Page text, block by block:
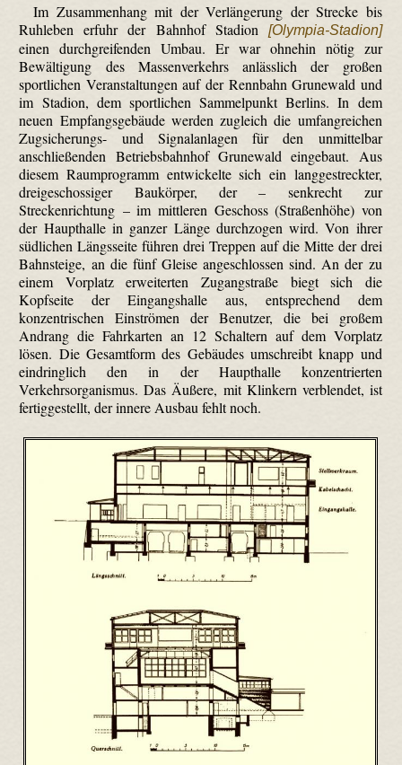
Im Zusammenhang mit der Verlängerung der Strecke bis
Ruhleben erfuhr der Bahnhof Stadion
[Olympia-Stadion]
einen durchgreifenden Umbau. Er war ohnehin nötig zur
Bewältigung des Massenverkehrs anlässlich der großen
sportlichen Veranstaltungen auf der Rennbahn Grunewald und
im Stadion, dem sportlichen Sammelpunkt Berlins. In dem
neuen Empfangsgebäude werden zugleich die umfangreichen
Zug­sicherungs- und Signalanlagen für den unmittelbar
anschließenden Betriebsbahnhof Grunewald eingebaut. Aus
diesem Raumprogramm entwickelte sich ein langgestreckter,
dreigeschossiger Baukörper, der – senkrecht zur
Streckenrichtung – im mittleren Geschoss (Straßenhöhe) von
der Haupthalle in ganzer Länge durchzogen wird. Von ihrer
südlichen Längsseite führen drei Treppen auf die Mitte der drei
Bahnsteige, an die fünf Gleise angeschlossen sind. An der zu
einem Vorplatz erweiterten Zugang­straße biegt sich die
Kopfseite der Eingangshalle aus, entsprechend dem
konzentrischen Einströmen der Benutzer, die bei großem
Andrang die Fahrkarten an 12 Schaltern auf dem Vorplatz
lösen. Die Gesamtform des Gebäudes umschreibt knapp und
eindringlich den in der Haupthalle konzentrierten
Verkehrsorganismus. Das Äußere, mit Klinkern verblendet, ist
fertiggestellt, der innere Ausbau fehlt noch.